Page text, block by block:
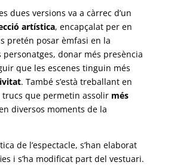
dues versions va a càrrec d’un
artística, encapçalat per en
pretén posar èmfasi en la
donar més presència
que les escenes tinguin més
. També s’està treballant en
trucs que permetin assolir més
diversos moments de la
de l’espectacle, s’han elaborat
i s’ha modificat part del vestuari.